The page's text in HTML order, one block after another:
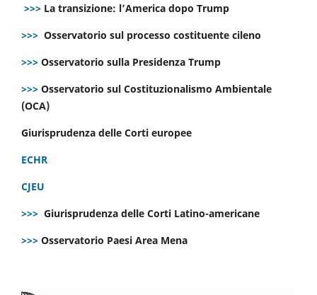
>>> La transizione: l’America dopo Trump
>>> Osservatorio sul processo costituente cileno
>>> Osservatorio sulla Presidenza Trump
>>> Osservatorio sul Costituzionalismo Ambientale
(OCA)
Giurisprudenza delle Corti europee
ECHR
CJEU
>>> Giurisprudenza delle Corti Latino-americane
>>> Osservatorio Paesi Area Mena